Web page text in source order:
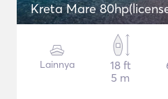
Kreta Mare
Lainnya
18 ft
5 m